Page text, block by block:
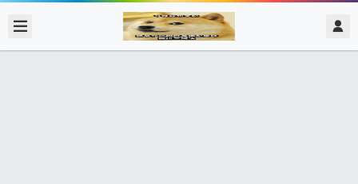
admin @ 梗圖大全 MEME NOW 2017/12/10